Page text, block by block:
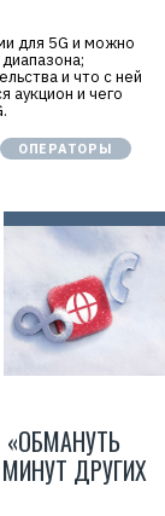
для 5G и можно
и что с ней
аукцион и чего
ОПЕРАТОРЫ
«ОБМАНУТЬ
ДРУГИХ
к
м
а
.
E